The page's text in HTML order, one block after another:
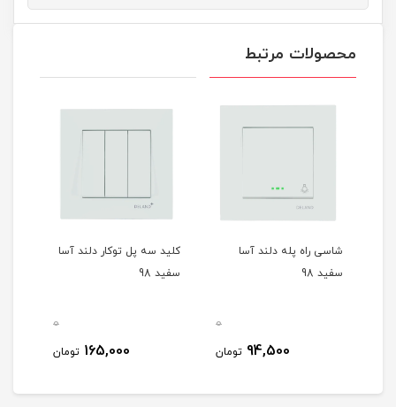
محصولات مرتبط
شاسی راه پله دلند آسا
سفید 98
0
94,500 تومان
کلید سه پل توکار دلند آسا
سفید 98
0
165,000 تومان